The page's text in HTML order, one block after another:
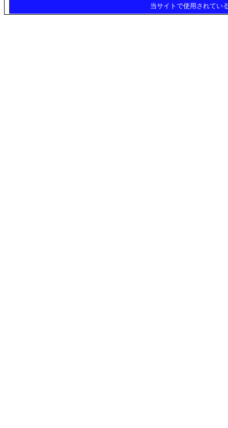
当サイトで使用されてい